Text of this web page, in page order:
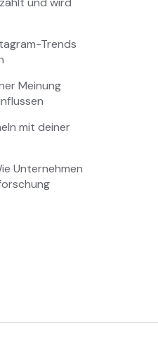
Trends
Meinung
mit deiner
Unternehmen